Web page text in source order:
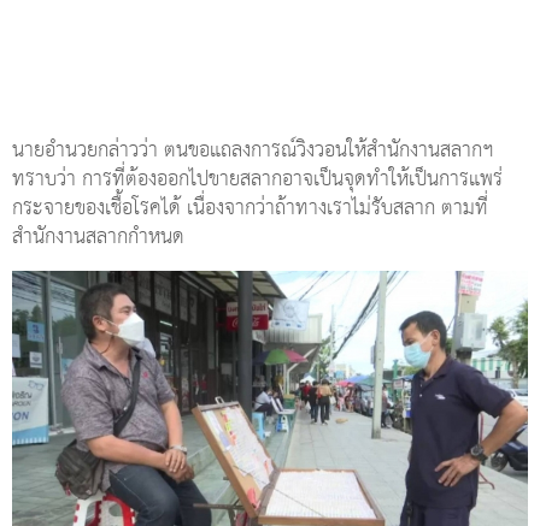
นายอำนวยกล่าวว่า ตนขอแถลงการณ์วิงวอนให้สำนักงานสลากฯ
ทราบว่า การที่ต้องออกไปขายสลากอาจเป็นจุดทำให้เป็นการแพร่
กระจายของเชื้อโรคได้ เนื่องจากว่าถ้าทางเราไม่รับสลาก ตามที่
สำนักงานสลากกำหนด